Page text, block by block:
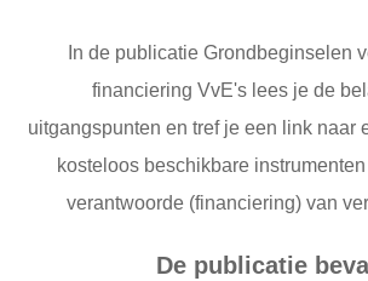
In de publicatie Grondbeginselen
financiering VvE's lees je de
uitgangspunten en tref je een link naar
kosteloos beschikbare
verantwoorde (financiering) van
De publicatie